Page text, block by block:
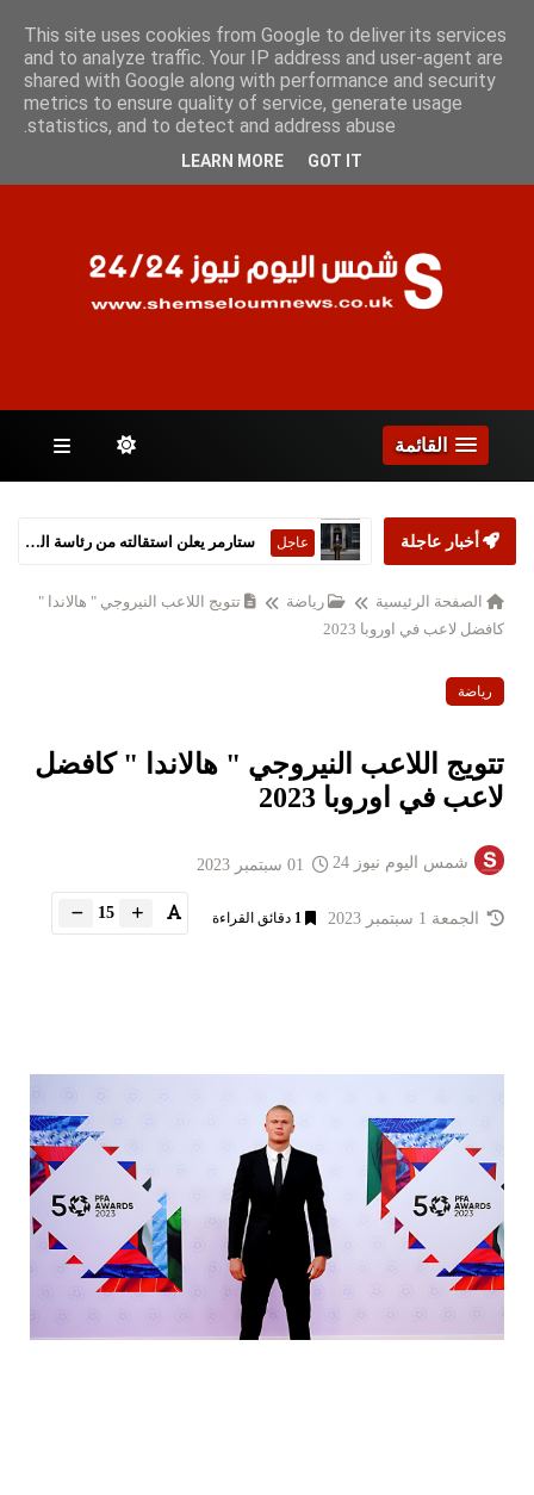
السبت 8 أغسطس 2026
الصفحات
القائمة
أخبار عاجلة عاجل ستارمر يعلن استقالته من رئاسة الحكومة البريطانية
الصفحة الرئيسية رياضة
تتويج اللاعب النيروجي " هالاندا "
كافضل لاعب في اوروبا 2023
رياضة
تتويج اللاعب النيروجي " هالاندا " كافضل
لاعب في اوروبا 2023
شمس اليوم نيوز 24
الجمعة 1 سبتمبر 2023 1 دقائق القراءة 15
This site uses cookies from Google to deliver its services
and to analyze traffic. Your IP address and user-agent are
shared with Google along with performance and security
metrics to ensure quality of service, generate usage
statistics, and to detect and address abuse.
LEARN MORE GOT IT